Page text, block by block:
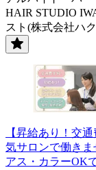
HAIR STUDIO
スト(株式会社ハ
【昇給あり！交
気サロンで働き
アス・カラーOK